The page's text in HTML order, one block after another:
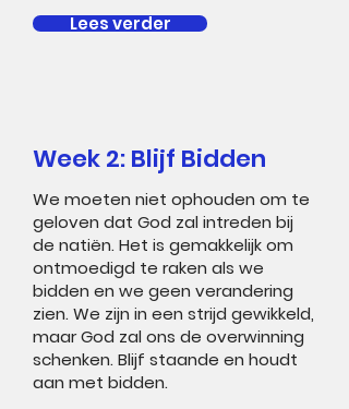
Lees verder
Week 2: Blijf Bidden
We moeten niet ophouden om te
geloven dat God zal intreden bij
de natiën. Het is gemakkelijk om
ontmoedigd te raken als we
bidden en we geen verandering
zien. We zijn in een strijd gewikkeld,
maar God zal ons de overwinning
schenken. Blijf staande en houdt
aan met bidden.